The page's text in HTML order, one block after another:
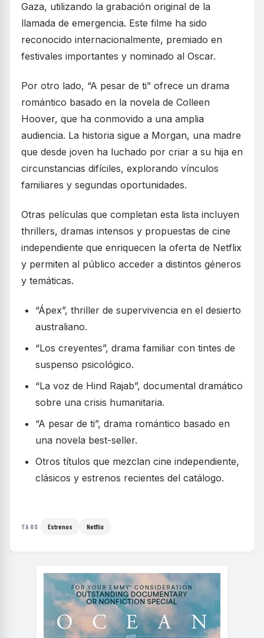
Gaza, utilizando la grabación original de la
llamada de emergencia. Este filme ha sido
reconocido internacionalmente, premiado en
festivales importantes y nominado al Oscar.
Por otro lado, “A pesar de ti” ofrece un drama
romántico basado en la novela de Colleen
Hoover, que ha conmovido a una amplia
audiencia. La historia sigue a Morgan, una madre
que desde joven ha luchado por criar a su hija en
circunstancias difíciles, explorando vínculos
familiares y segundas oportunidades.
Otras películas que completan esta lista incluyen
thrillers, dramas intensos y propuestas de cine
independiente que enriquecen la oferta de Netflix
y permiten al público acceder a distintos géneros
y temáticas.
“Ápex”, thriller de supervivencia en el desierto
australiano.
“Los creyentes”, drama familiar con tintes de
suspenso psicológico.
“La voz de Hind Rajab”, documental dramático
sobre una crisis humanitaria.
“A pesar de ti”, drama romántico basado en
una novela best-seller.
Otros títulos que mezclan cine independiente,
clásicos y estrenos recientes del catálogo.
TAGS Estrenos Netflix